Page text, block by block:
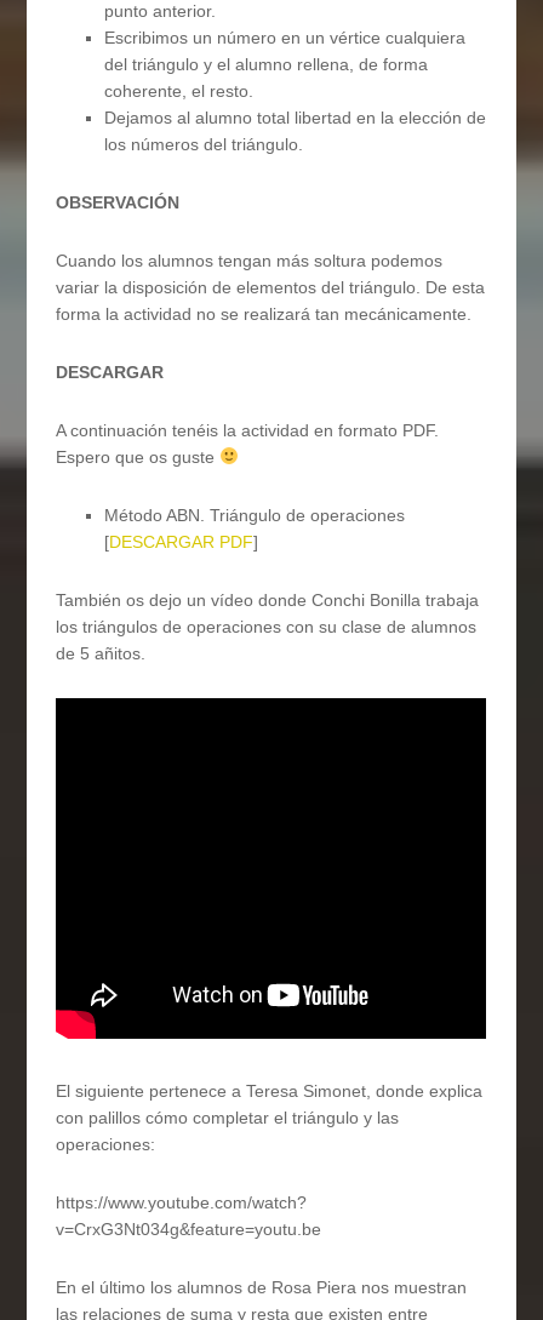
punto anterior.
Escribimos un número en un vértice cualquiera
del triángulo y el alumno rellena, de forma
coherente, el resto.
Dejamos al alumno total libertad en la elección de
los números del triángulo.
OBSERVACIÓN
Cuando los alumnos tengan más soltura podemos
variar la disposición de elementos del triángulo. De esta
forma la actividad no se realizará tan mecánicamente.
DESCARGAR
A continuación tenéis la actividad en formato PDF.
Espero que os guste
Método ABN. Triángulo de operaciones
[DESCARGAR PDF]
También os dejo un vídeo donde Conchi Bonilla trabaja
los triángulos de operaciones con su clase de alumnos
de 5 añitos.
El siguiente pertenece a Teresa Simonet, donde explica
con palillos cómo completar el triángulo y las
operaciones:
https://www.youtube.com/watch?
v=CrxG3Nt034g&feature=youtu.be
En el último los alumnos de Rosa Piera nos muestran
las relaciones de suma y resta que existen entre